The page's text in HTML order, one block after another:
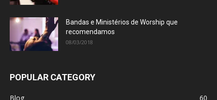
Bandas e Ministérios de Worship que
recomendamos
08/03/2018
POPULAR CATEGORY
Blog 60